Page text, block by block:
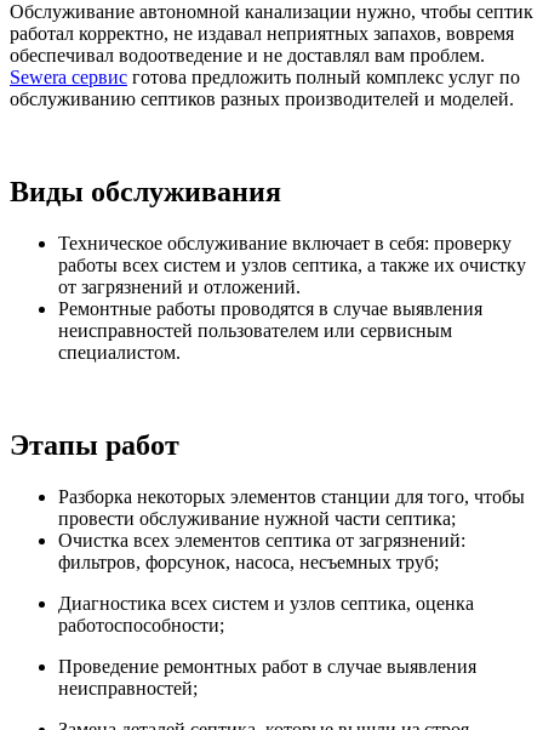
Обслуживание автономной канализации нужно, чтобы септик
работал корректно, не издавал неприятных запахов, вовремя
обеспечивал водоотведение и не доставлял вам проблем.
Sewera сервис готова предложить полный комплекс услуг по
обслуживанию септиков разных производителей и моделей.
Виды обслуживания
Техническое обслуживание включает в себя: проверку
работы всех систем и узлов септика, а также их очистку
от загрязнений и отложений.
Ремонтные работы проводятся в случае выявления
неисправностей пользователем или сервисным
специалистом.
Этапы работ
Разборка некоторых элементов станции для того, чтобы
провести обслуживание нужной части септика;
Очистка всех элементов септика от загрязнений:
фильтров, форсунок, насоса, несъемных труб;
Диагностика всех систем и узлов септика, оценка
работоспособности;
Проведение ремонтных работ в случае выявления
неисправностей;